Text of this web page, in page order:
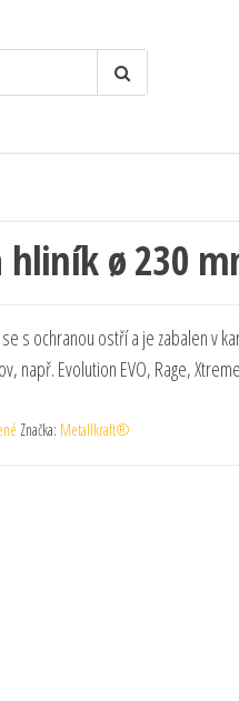
hliník ø 230
s ochranou ostří a je zabalen v
např. Evolution EVO, Rage,
Značka: Metallkraft®